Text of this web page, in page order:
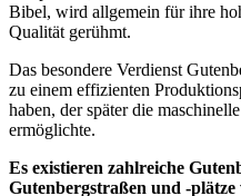
Bibel, wird allgemein für ihre
Qualität gerühmt.
Das besondere Verdienst
zu einem effizienten
haben, der später die
ermöglichte.
Es existieren zahlreiche
Gutenbergstraßen und -